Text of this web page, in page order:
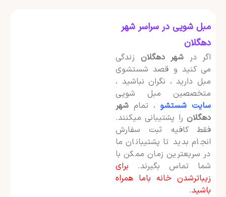
مبل شویی در سراسر شهر
دهگلان
اگر در شهر دهگلان زندگی
می کنید و قصد شستشوی
مبل دارید ، نگران نباشید ،
متخصصین مبل شویی
سایت شستشو، تمام شهر
دهگلان را پشتیبانی میکنند.
فقط کافیه ثبت سفارش
انجام بدید تا پشتیبانان ما
در سریعترین زمان ممکن با
شما تماس بگیرند.
برای
زیباترشدن خانه باما همراه
باشید.